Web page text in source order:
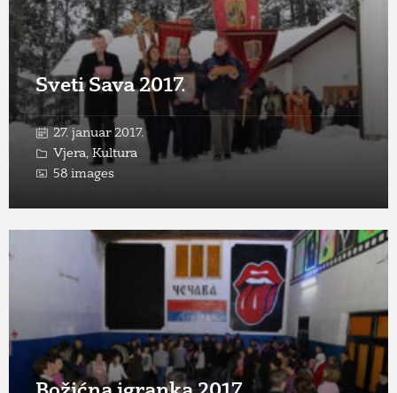
Sveti Sava 2017.
27. januar 2017.
Vjera,Kultura
58 images
Gallery